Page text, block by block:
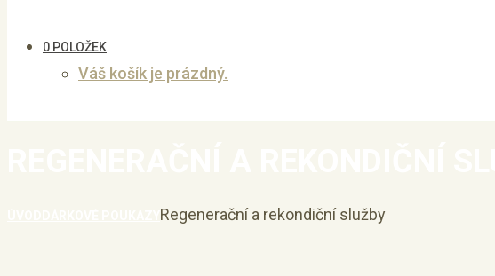
0 POLOŽEK
Váš košík je prázdný.
Regenerační a rekondiční služby